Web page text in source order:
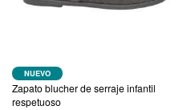
NUEVO
Zapato blucher de serraje infantil
respetuoso